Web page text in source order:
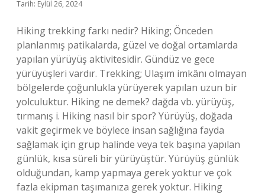
Tarih: Eylül 26, 2024
Hiking trekking farkı nedir? Hiking; Önceden
planlanmış patikalarda, güzel ve doğal ortamlarda
yapılan yürüyüş aktivitesidir. Gündüz ve gece
yürüyüşleri vardır. Trekking; Ulaşım imkânı olmayan
bölgelerde çoğunlukla yürüyerek yapılan uzun bir
yolculuktur. Hiking ne demek? dağda vb. yürüyüş,
tırmanış i. Hiking nasıl bir spor? Yürüyüş, doğada
vakit geçirmek ve böylece insan sağlığına fayda
sağlamak için grup halinde veya tek başına yapılan
günlük, kısa süreli bir yürüyüştür. Yürüyüş günlük
olduğundan, kamp yapmaya gerek yoktur ve çok
fazla ekipman taşımanıza gerek yoktur. Hiking